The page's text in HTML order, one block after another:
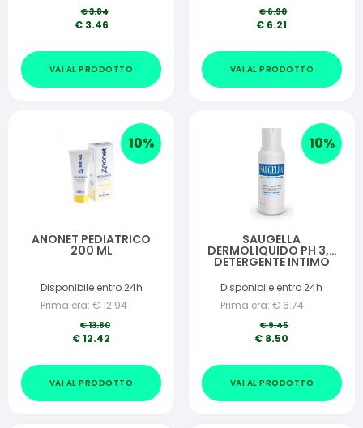
€3.84
€ 3.46
VAI AL PRODOTTO
€6.90
€ 6.21
VAI AL PRODOTTO
10%
ANONET PEDIATRICO
200 ML
Disponibile entro 24h
Prima era: €12.94
€13.80
€12.42
VAI AL PRODOTTO
10%
SAUGELLA
DERMOLIQUIDO PH 3,5
DETERGENTE INTIMO
250 ML
Disponibile entro 24h
Prima era: €6.74
€9.45
€ 8.50
VAI AL PRODOTTO